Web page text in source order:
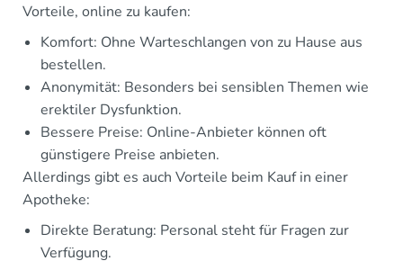
Vorteile, online zu kaufen:
Komfort: Ohne Warteschlangen von zu Hause aus
bestellen.
Anonymität: Besonders bei sensiblen Themen wie
erektiler Dysfunktion.
Bessere Preise: Online-Anbieter können oft
günstigere Preise anbieten.
Allerdings gibt es auch Vorteile beim Kauf in einer
Apotheke:
Direkte Beratung: Personal steht für Fragen zur
Verfügung.